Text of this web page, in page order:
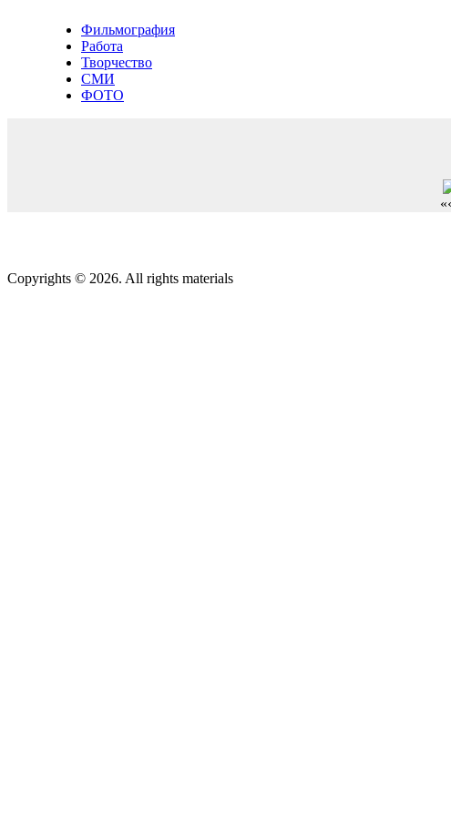
Фильмография
Работа
Творчество
СМИ
ФОТО
«‹
Copyrights © 2026. All rights materials